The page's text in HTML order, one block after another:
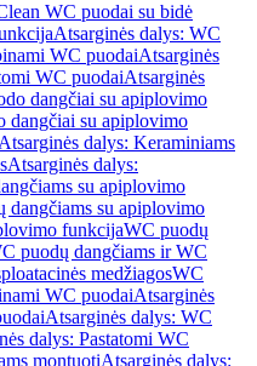
WC puodai su bidė
Atsarginės dalys: WC
WC puodaiAtsarginės
WC puodaiAtsarginės
dangčiai su apiplovimo
dangčiai su apiplovimo
Atsarginės dalys: Keraminiams
Atsarginės dalys:
su apiplovimo
dangčiams su apiplovimo
funkcijaWC puodų
puodų dangčiams ir WC
medžiagosWC
WC puodaiAtsarginės
Atsarginės dalys: WC
dalys: Pastatomi WC
montuotiAtsarginės dalys: